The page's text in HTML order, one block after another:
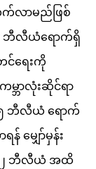
က်လာမည်ဖြစ်
ဘီလီယံရောက်ရှိ
တင်ရေးကို
ဘာလုံးဆိုင်ရာ
.၅ ဘီလီယံ ရောက်
မျှော်မှန်း
.၂ ဘီလီယံ အထိ